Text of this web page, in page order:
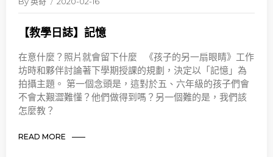
【教學日誌】記憶
在意什麼？照片就會留下什麼 《孩子的另一扇眼睛》工作
坊時和夥伴討論著下學期授課的規劃，決定以「記憶」為
拍攝主題。 第一個念頭是，這對於五、六年級的孩子們會
不會太艱澀難懂？他們做得到嗎？另一個難的是，我們該
怎麼教？
READ MORE